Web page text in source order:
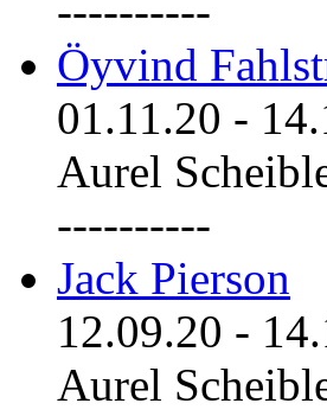
----------
Öyvind
01.11.20 -
Aurel
----------
Jack Pierson
12.09.20 -
Aurel